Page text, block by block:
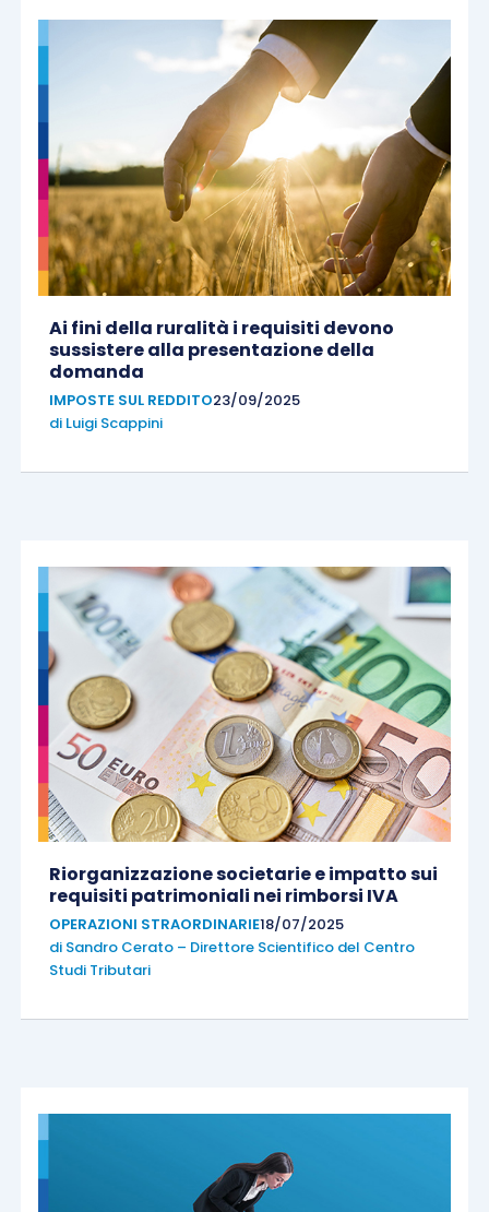
Ai fini della ruralità i requisiti devono
sussistere alla presentazione della
domanda
IMPOSTE SUL REDDITO23/09/2025
di Luigi Scappini
Riorganizzazione societarie e impatto sui
requisiti patrimoniali nei rimborsi IVA
OPERAZIONI STRAORDINARIE18/07/2025
di Sandro Cerato – Direttore Scientifico del Centro
Studi Tributari